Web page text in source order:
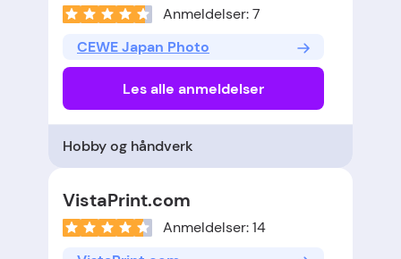
Anmeldelser: 7
CEWE Japan Photo
Les alle anmeldelser
Hobby og håndverk
VistaPrint.com
Anmeldelser: 14